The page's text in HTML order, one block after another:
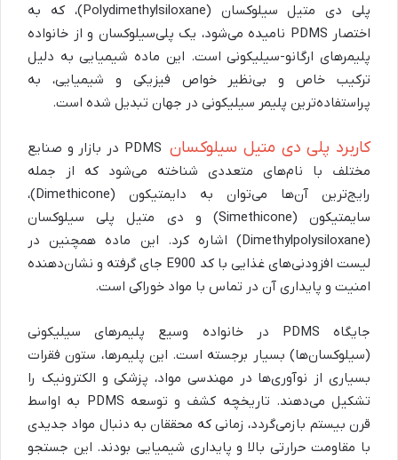
پلی دی متیل سیلوکسان (Polydimethylsiloxane)، که به
اختصار PDMS نامیده می‌شود، یک پلی‌سیلوکسان و از خانواده
پلیمرهای ارگانو-سیلیکونی است. این ماده شیمیایی به دلیل
ترکیب خاص و بی‌نظیر خواص فیزیکی و شیمیایی، به
پراستفاده‌ترین پلیمر سیلیکونی در جهان تبدیل شده است.
کاربرد پلی دی متیل سیلوکسان
PDMS در بازار و صنایع
مختلف با نام‌های متعددی شناخته می‌شود که از جمله
رایج‌ترین آن‌ها می‌توان به دایمتیکون (Dimethicone)،
سایمتیکون (Simethicone) و دی متیل پلی سیلوکسان
(Dimethylpolysiloxane) اشاره کرد. این ماده همچنین در
لیست افزودنی‌های غذایی با کد E900 جای گرفته و نشان‌دهنده
امنیت و پایداری آن در تماس با مواد خوراکی است.
جایگاه PDMS در خانواده وسیع پلیمرهای سیلیکونی
(سیلوکسان‌ها) بسیار برجسته است. این پلیمرها، ستون فقرات
بسیاری از نوآوری‌ها در مهندسی مواد، پزشکی و الکترونیک را
تشکیل می‌دهند. تاریخچه کشف و توسعه PDMS به اواسط
قرن بیستم بازمی‌گردد، زمانی که محققان به دنبال مواد جدیدی
با مقاومت حرارتی بالا و پایداری شیمیایی بودند. این جستجو